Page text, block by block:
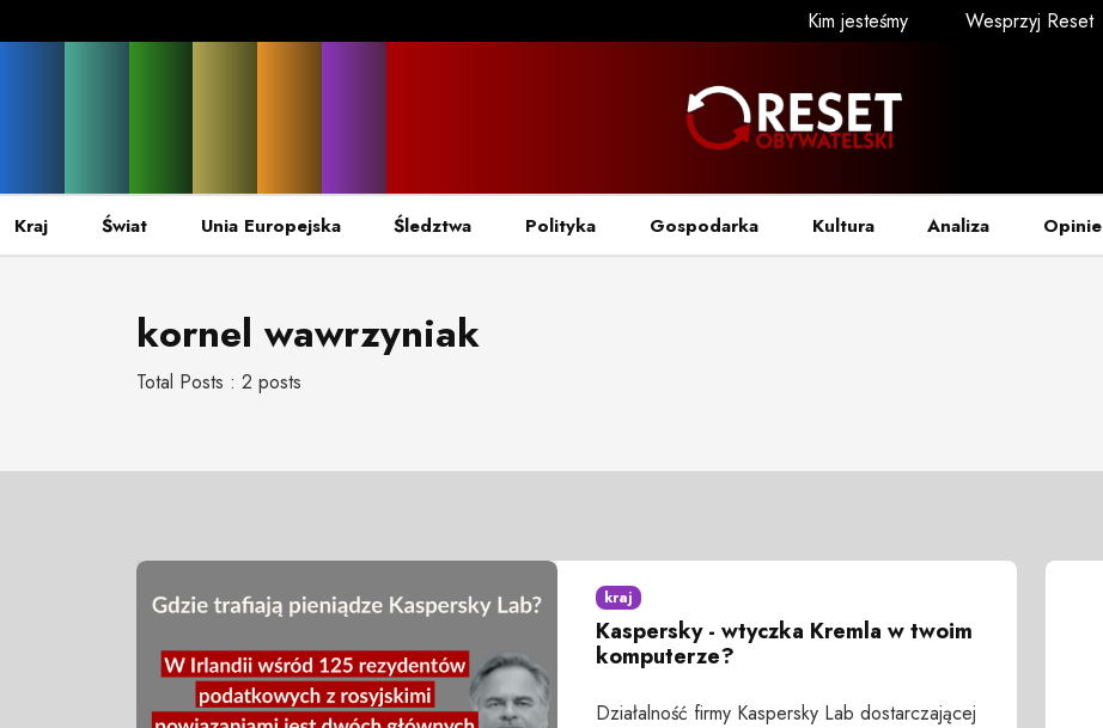
Kim jesteśmy Wesprzyj Reset
Kraj Świat Unia Europejska Śledztwa Polityka Gospodarka Kultura Analiza Opinie
kornel wawrzyniak
Total Posts : 2 posts
kraj
Kaspersky - wtyczka Kremla w twoim
komputerze?
Działalność firmy Kaspersky Lab dostarczającej